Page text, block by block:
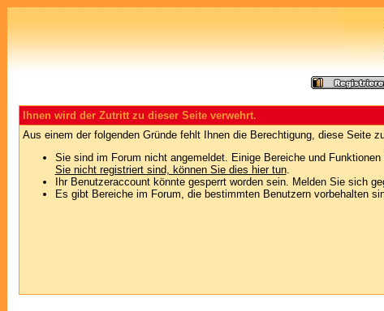
Ihnen wird der Zutritt zu dieser Seite verwehrt.
Aus einem der folgenden Gründe fehlt Ihnen die Berechtigung, diese Seite
Sie sind im Forum nicht angemeldet. Einige Bereiche und
Sie nicht registriert sind, können Sie dies hier tun.
Ihr Benutzeraccount könnte gesperrt worden sein. Melden Sie sich
Es gibt Bereiche im Forum, die bestimmten Benutzern vorbehalten